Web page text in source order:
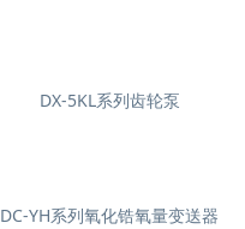
DX-5KL系列齿轮泵
DC-YH系列氧化锆氧量变送器